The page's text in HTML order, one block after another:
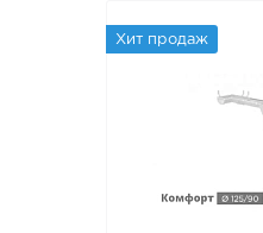
Хит продаж